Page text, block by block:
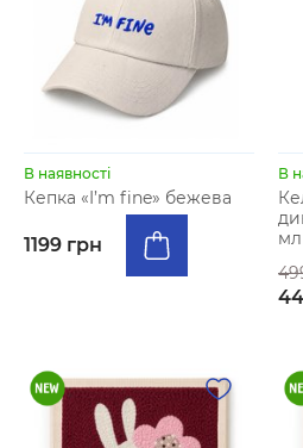
В наявності
Кепка «I’m fine» бежева
1199 грн
В
мл